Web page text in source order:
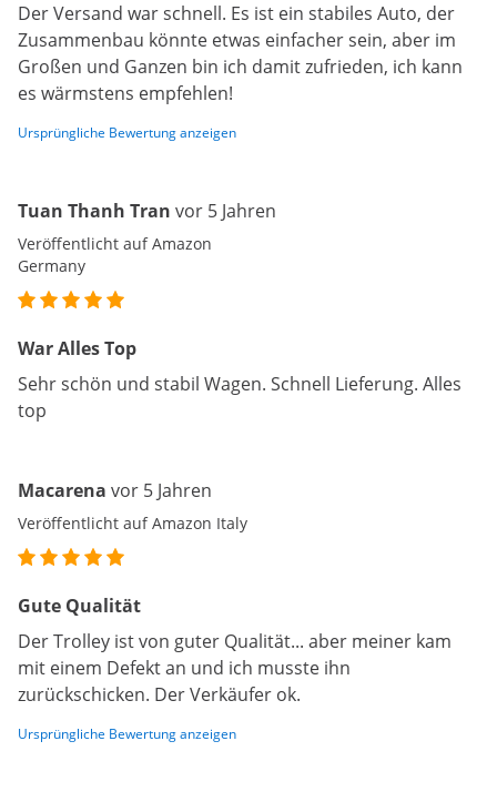
Der Versand war schnell. Es ist ein stabiles Auto, der
Zusammenbau könnte etwas einfacher sein, aber im
Großen und Ganzen bin ich damit zufrieden, ich kann
es wärmstens empfehlen!
Ursprüngliche Bewertung anzeigen
Tuan Thanh Tran vor 5 Jahren
Veröffentlicht auf Amazon
Germany
War Alles Top
Sehr schön und stabil Wagen. Schnell Lieferung. Alles
top
Macarena vor 5 Jahren
Veröffentlicht auf Amazon Italy
Gute Qualität
Der Trolley ist von guter Qualität... aber meiner kam
mit einem Defekt an und ich musste ihn
zurückschicken. Der Verkäufer ok.
Ursprüngliche Bewertung anzeigen